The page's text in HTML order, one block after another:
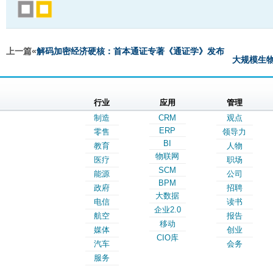
上一篇«解码加密经济硬核：首本通证专著《通证学》发布
大规模生
行业
制造
零售
教育
医疗
能源
政府
电信
航空
媒体
汽车
服务
应用
CRM
ERP
BI
物联网
SCM
BPM
大数据
企业2.0
移动
CIO库
管理
观点
领导力
人物
职场
公司
招聘
读书
报告
创业
会务